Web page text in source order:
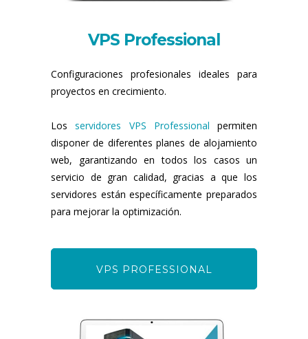
VPS Professional
Configuraciones profesionales ideales para
proyectos en crecimiento.
Losservidores VPS Professional permiten
disponer de diferentes planes de alojamiento
web, garantizando en todos los casos un
servicio de gran calidad, gracias a que los
servidores están específicamente preparados
para mejorar la optimización.
VPS PROFESSIONAL